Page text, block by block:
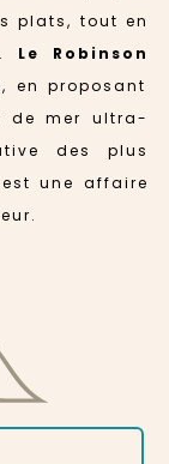
plats, tout en
Le Robinson
en proposant
de mer ultra-
des plus
une affaire